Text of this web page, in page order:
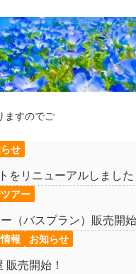
ますのでご
せ
をリニューアルしました
アー
（バスプラン）販売開始
報 お知らせ
販売開始！